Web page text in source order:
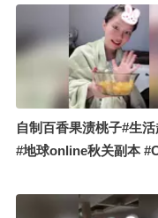
自制百香果渍桃子#生
#地球online秋关副本